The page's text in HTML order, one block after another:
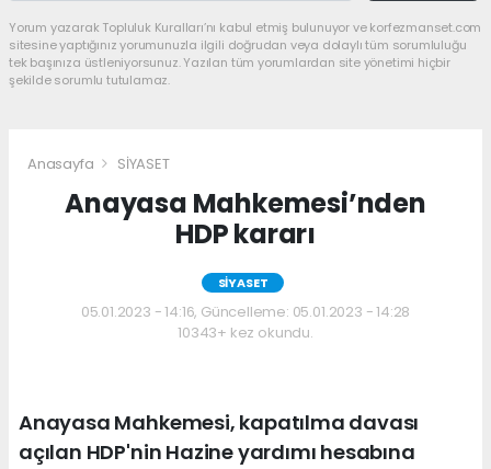
Yorum yazarak Topluluk Kuralları’nı kabul etmiş bulunuyor ve korfezmanset.com
sitesine yaptığınız yorumunuzla ilgili doğrudan veya dolaylı tüm sorumluluğu
tek başınıza üstleniyorsunuz. Yazılan tüm yorumlardan site yönetimi hiçbir
şekilde sorumlu tutulamaz.
Anasayfa SİYASET
Anayasa Mahkemesi’nden
HDP kararı
SİYASET
05.01.2023 - 14:16, Güncelleme: 05.01.2023 - 14:28
10343+ kez okundu.
Anayasa Mahkemesi, kapatılma davası
açılan HDP'nin Hazine yardımı hesabına